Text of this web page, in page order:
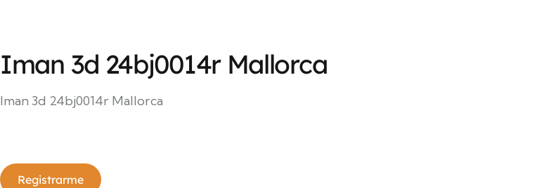
Iman 3d 24bj0014r Mallorca
Iman 3d 24bj0014r Mallorca
Registrarme